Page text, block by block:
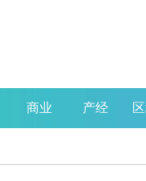
商业 产经